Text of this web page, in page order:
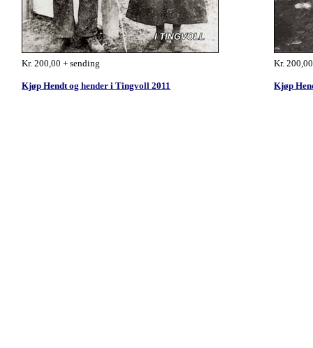
Kr. 200,00 + sending
Kjøp Hendt og hender i Tingvoll 2011
Kr.
Kjøp